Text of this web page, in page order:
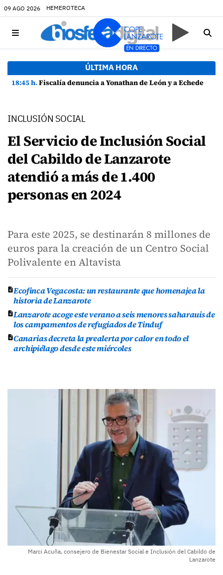
09 AGO 2026 HEMEROTECA
ÚLTIMA HORA
18:45 h.Fiscalía denuncia a Yonathan de León y a Echedey Eugenio por presuntas anomalías en contratos festivos
INCLUSIÓN SOCIAL
El Servicio de Inclusión Social
del Cabildo de Lanzarote
atendió a más de 1.400
personas en 2024
Para este 2025, se destinarán 8 millones de
euros para la creación de un Centro Social
Polivalente en Altavista
Ecofinca Vegacosta: un restaurante que homenajea la
historia de Lanzarote
Lanzarote acoge este verano a seis menores saharauis de
los campamentos de refugiados de Tinduf
Canarias decreta la prealerta por calor en todo el
archipiélago desde este miércoles
Marci Acuña, consejero de Bienestar Social e Inclusión del Cabildo de
Lanzarote